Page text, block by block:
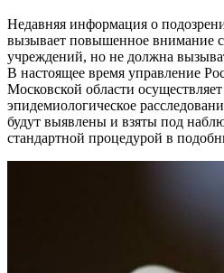
Недавняя информация о
вызывает повышенное внимание
учреждений, но не должна
В настоящее время управление
Московской области
эпидемиологическое
будут выявлены и взяты под
стандартной процедурой в